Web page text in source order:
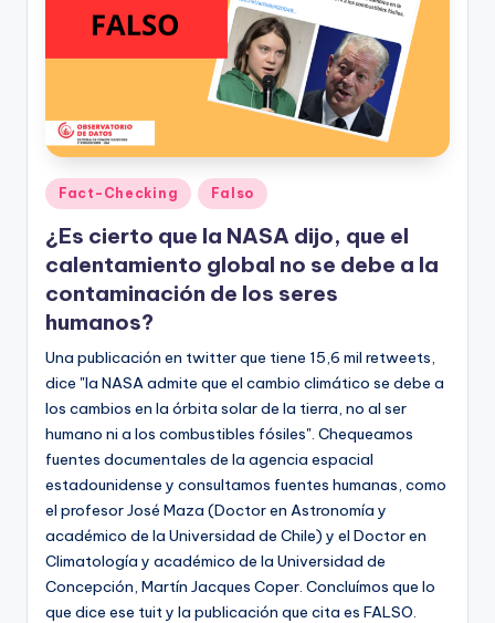
g
Publicado
en
Fact-Checking Falso
¿Es cierto que la NASA dijo, que el
calentamiento global no se debe a la
contaminación de los seres
humanos?
Una publicación en twitter que tiene 15,6 mil retweets,
dice "la NASA admite que el cambio climático se debe a
los cambios en la órbita solar de la tierra, no al ser
humano ni a los combustibles fósiles". Chequeamos
fuentes documentales de la agencia espacial
estadounidense y consultamos fuentes humanas, como
el profesor José Maza (Doctor en Astronomía y
académico de la Universidad de Chile) y el Doctor en
Climatología y académico de la Universidad de
Concepción, Martín Jacques Coper. Concluímos que lo
que dice ese tuit y la publicación que cita es FALSO.